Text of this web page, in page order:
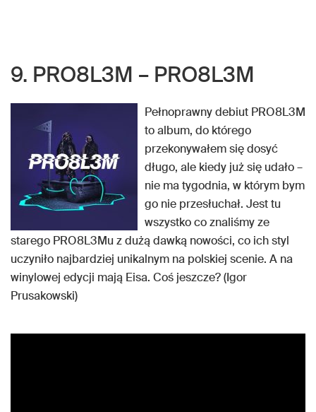
9. PRO8L3M – PRO8L3M
Pełnoprawny debiut PRO8L3M
to album, do którego
przekonywałem się dosyć
długo, ale kiedy już się udało –
nie ma tygodnia, w którym bym
go nie przesłuchał. Jest tu
wszystko co znaliśmy ze
starego PRO8L3Mu z dużą dawką nowości, co ich styl
uczyniło najbardziej unikalnym na polskiej scenie. A na
winylowej edycji mają Eisa. Coś jeszcze? (Igor
Prusakowski)